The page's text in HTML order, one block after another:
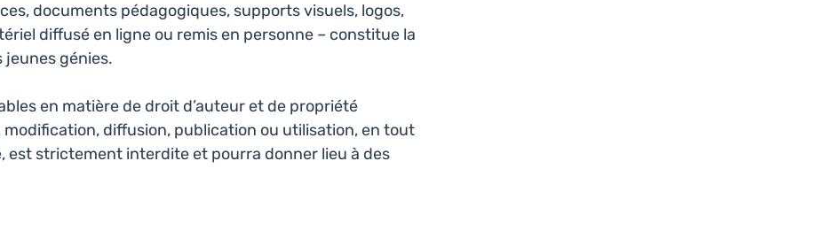
documents pédagogiques, supports visuels, logos,
diffusé en ligne ou remis en personne – constitue la
jeunes génies.
en matière de droit d’auteur et de propriété
diffusion, publication ou utilisation, en tout
est strictement interdite et pourra donner lieu à des